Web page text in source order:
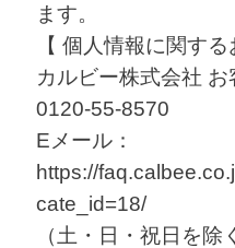
ます。
【 個人情報に関する
カルビー株式会社 お
0120-55-8570
Eメール：
https://
cate_id=18/
（土・日・祝日を